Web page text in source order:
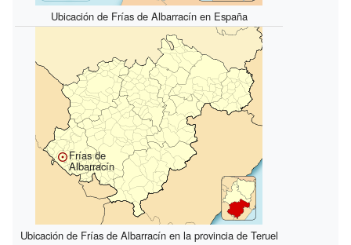
Ubicación de Frías de Albarracín en España
Frías de
Albarracín
Ubicación de Frías de Albarracín en la provincia de Teruel